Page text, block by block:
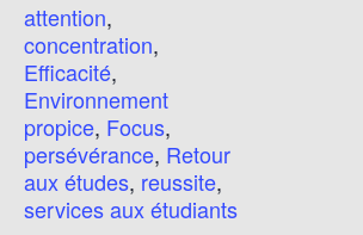
attention,
concentration,
Efficacité,
Environnement
propice, Focus,
persévérance, Retour
aux études, reussite,
services aux étudiants